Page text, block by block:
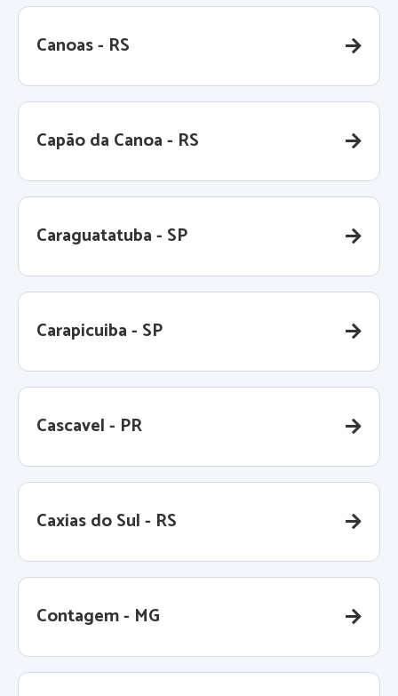
Canoas - RS
Capão da Canoa - RS
Caraguatatuba - SP
Carapicuiba - SP
Cascavel - PR
Caxias do Sul - RS
Contagem - MG